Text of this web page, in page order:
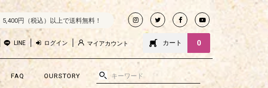
5,400円（税込）以上で送料無料！
LINE ログイン マイアカウント カート 0
FAQ OURSTORY